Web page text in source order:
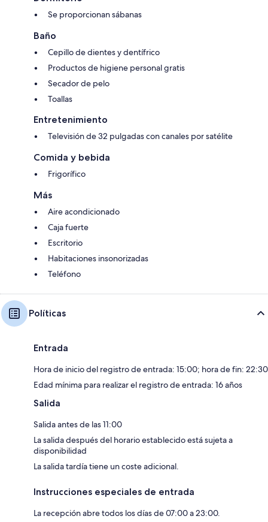
Se proporcionan sábanas
Baño
Cepillo de dientes y dentífrico
Productos de higiene personal gratis
Secador de pelo
Toallas
Entretenimiento
Televisión de 32 pulgadas con canales por satélite
Comida y bebida
Frigorífico
Más
Aire acondicionado
Caja fuerte
Escritorio
Habitaciones insonorizadas
Teléfono
Políticas
Entrada
Hora de inicio del registro de entrada: 15:00; hora de fin: 22:30
Edad mínima para realizar el registro de entrada: 16 años
Salida
Salida antes de las 11:00
La salida después del horario establecido está sujeta a
disponibilidad
La salida tardía tiene un coste adicional.
Instrucciones especiales de entrada
La recepción abre todos los días de 07:00 a 23:00.